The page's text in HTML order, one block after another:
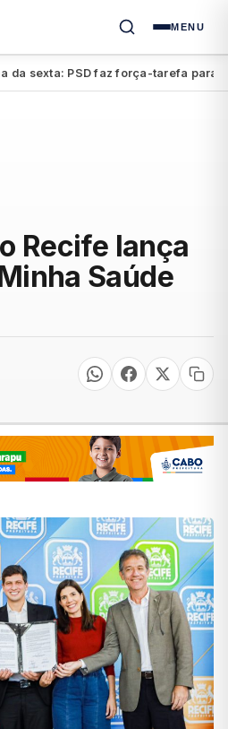
MENU
sexta: PSD faz força-tarefa para
Recife lança
Saúde